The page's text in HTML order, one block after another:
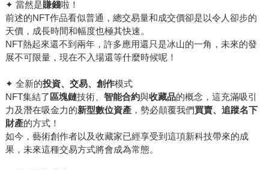
✦ 當然是賺錢啦！
前述的NFT作品看似普通，總交易量和成交價卻是以令人卻步的
天價，成長時間和幅度也極其快速。
NFT熱起來還不到兩年，許多應用還只是冰山的一角，未來的發
展不可限量，現在不入場還等什麼時候呢！
✦ 全新的投資、交易、創作模式
NFT集結了 區塊鏈技術、 智能合約與收藏品的概念，這充滿吸引
力及潛在吸金力的新型數位資產，勢必顛覆我們買賣、追蹤名下
財產的方式！
如今，藝術創作者以及收藏家已經享受到這項新科技帶來的成
果，未來這種交易方式將會成為常態。